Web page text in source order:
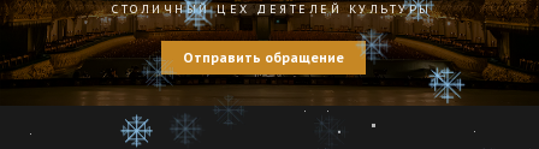
Отправить обращение
СТОЛИЧНЫЙ ЦЕХ ДЕЯТЕЛЕЙ КУЛЬТУРЫ